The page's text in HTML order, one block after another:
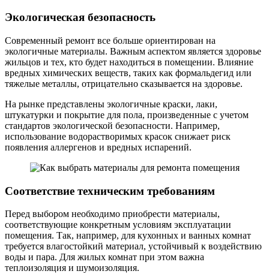
Экологическая безопасность
Современный ремонт все больше ориентирован на
экологичные материалы. Важным аспектом является здоровье
жильцов и тех, кто будет находиться в помещении. Влияние
вредных химических веществ, таких как формальдегид или
тяжелые металлы, отрицательно сказывается на здоровье.
На рынке представлены экологичные краски, лаки,
штукатурки и покрытие для пола, произведенные с учетом
стандартов экологической безопасности. Например,
использование водорастворимых красок снижает риск
появления аллергенов и вредных испарений.
Соответствие техническим требованиям
Перед выбором необходимо приобрести материалы,
соответствующие конкретным условиям эксплуатации
помещения. Так, например, для кухонных и ванных комнат
требуется влагостойкий материал, устойчивый к воздействию
воды и пара. Для жилых комнат при этом важна
теплоизоляция и шумоизоляция.